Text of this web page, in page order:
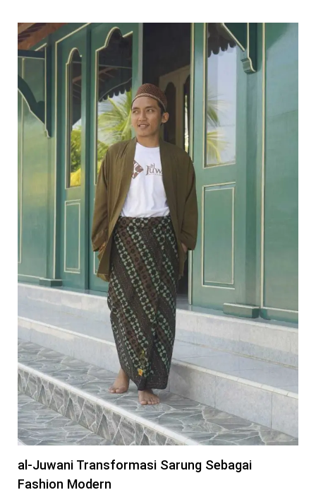
al-Juwani Transformasi Sarung Sebagai
Fashion Modern